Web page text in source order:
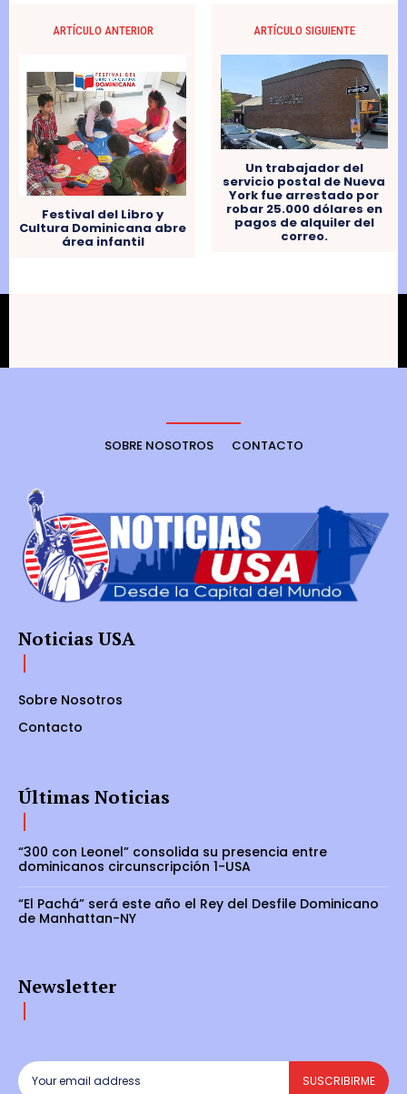
ARTÍCULO ANTERIOR
Festival del Libro y
Cultura Dominicana abre
área infantil
ARTÍCULO SIGUIENTE
Un trabajador del
servicio postal de Nueva
York fue arrestado por
robar 25.000 dólares en
pagos de alquiler del
correo.
SOBRE NOSOTROS CONTACTO
Noticias USA
Sobre Nosotros
Contacto
Últimas Noticias
“300 con Leonel” consolida su presencia entre
dominicanos circunscripción 1-USA
“El Pachá” será este año el Rey del Desfile Dominicano
de Manhattan-NY
Newsletter
SUSCRIBIRME